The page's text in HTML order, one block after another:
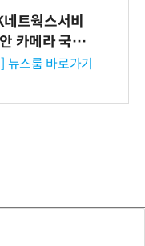
트웍스서비
카메라 국내
너십 체결
뉴스룸 바로가기